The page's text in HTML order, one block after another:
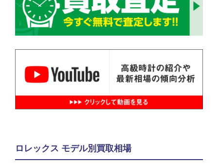
ロレックス モデル別買取相場